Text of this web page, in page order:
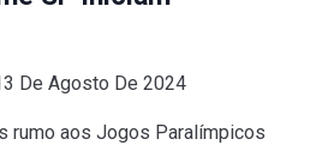
De Agosto De 2024
rumo aos Jogos Paralímpicos